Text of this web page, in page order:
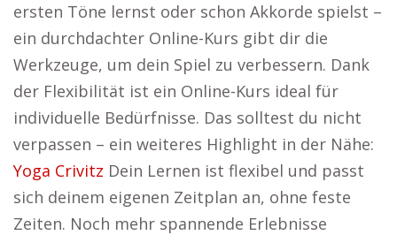
ersten Töne lernst oder schon Akkorde spielst –
ein durchdachter Online-Kurs gibt dir die
Werkzeuge, um dein Spiel zu verbessern. Dank
der Flexibilität ist ein Online-Kurs ideal für
individuelle Bedürfnisse. Das solltest du nicht
verpassen – ein weiteres Highlight in der Nähe:
Yoga Crivitz Dein Lernen ist flexibel und passt
sich deinem eigenen Zeitplan an, ohne feste
Zeiten. Noch mehr spannende Erlebnisse